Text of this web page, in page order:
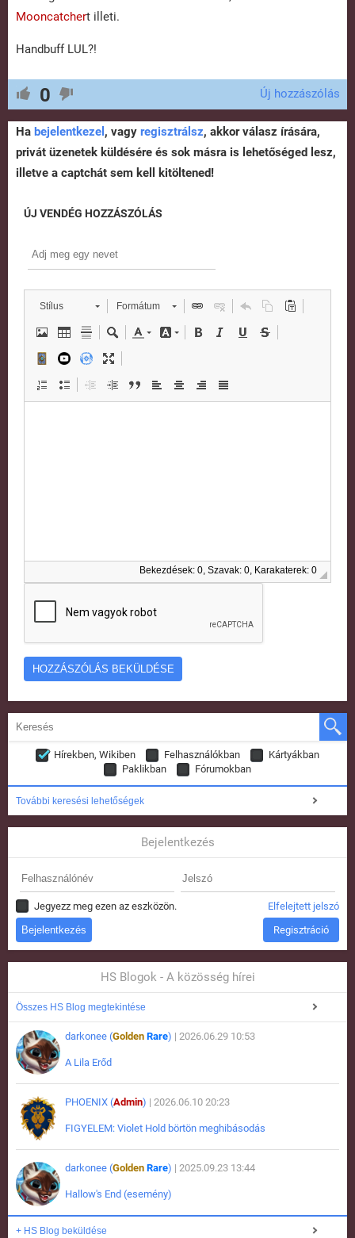
Mooncatchert illeti.
Handbuff LUL?!
0 Új hozzászólás
Ha bejelentkezel , vagy regisztrálsz, akkor válasz írására,
privát üzenetek küldésére és sok másra is lehetőséged lesz,
illetve a captchát sem kell kitöltened!
ÚJ VENDÉG HOZZÁSZÓLÁS
Stílus Formátum
Bekezdések: 0, Szavak: 0, Karakaterek: 0
Hírekben, Wikiben Felhasználókban
Kártyákban
Paklikban
Fórumokban
További keresési lehetőségek
Bejelentkezés
Jegyezz meg ezen az eszközön. Elfelejtett jelszó
Regisztráció
HS Blogok - A közösség hírei
Összes HS Blog megtekintése
darkonee (Golden Rare) | 2026.06.29 10:53
A Lila Erőd
PHOENIX (Admin) | 2026.06.10 20:23
FIGYELEM: Violet Hold börtön meghibásodás
darkonee (Golden Rare) | 2025.09.23 13:44
Hallow's End (esemény)
+ HS Blog beküldése